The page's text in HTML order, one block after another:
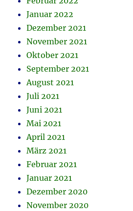
Januar 2022
Dezember 2021
November 2021
Oktober 2021
September 2021
August 2021
Juli 2021
Juni 2021
Mai 2021
April 2021
März 2021
Februar 2021
Januar 2021
Dezember 2020
November 2020